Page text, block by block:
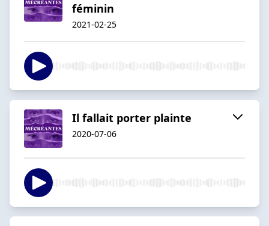
féminin
2021-02-25
Il fallait porter plainte
2020-07-06